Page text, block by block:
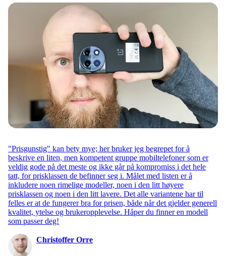
"Prisgunstig" kan bety mye; her bruker jeg begrepet for å
beskrive en liten, men kompetent gruppe mobiltelefoner som er
veldig gode på det meste og ikke går på kompromiss i det hele
tatt, for prisklassen de befinner seg i. Målet med listen er å
inkludere noen rimelige modeller, noen i den litt høyere
prisklassen og noen i den litt lavere. Det alle variantene har til
felles er at de fungerer bra for prisen, både når det gjelder generell
kvalitet, ytelse og brukeropplevelse. Håper du finner en modell
som passer deg!
Christoffer Orre